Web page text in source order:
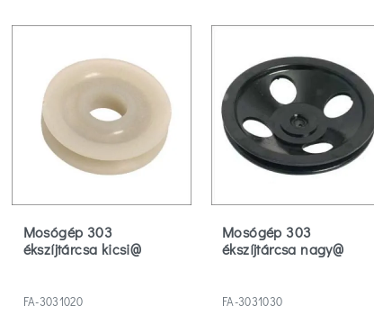
Mosógép 303
ékszíjtárcsa kicsi@
FA-3031020
Mosógép 303
ékszíjtárcsa nagy@
FA-3031030